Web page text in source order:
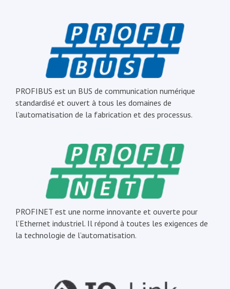
PROFIBUS est un BUS de communication numérique
standardisé et ouvert à tous les domaines de
l’automatisation de la fabrication et des processus.
PROFINET est une norme innovante et ouverte pour
l’Ethernet industriel. Il répond à toutes les exigences de
la technologie de l’automatisation.